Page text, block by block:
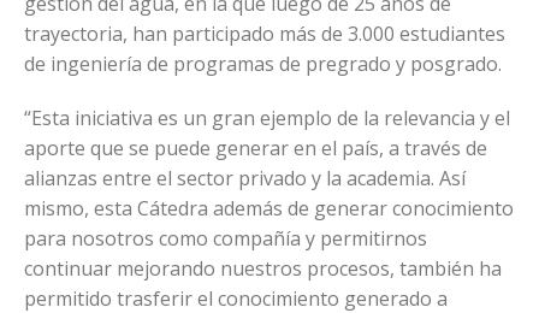
trayectoria, han participado más de 3.000 estudiantes
de ingeniería de programas de pregrado y posgrado.
“Esta iniciativa es un gran ejemplo de la relevancia y el
aporte que se puede generar en el país, a través de
alianzas entre el sector privado y la academia. Así
mismo, esta Cátedra además de generar conocimiento
para nosotros como compañía y permitirnos
continuar mejorando nuestros procesos, también ha
permitido trasferir el conocimiento generado a